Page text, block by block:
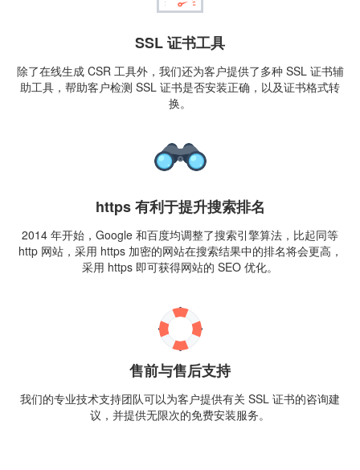
SSL 证书工具
除了在线生成 CSR 工具外，我们还为客户提供了多种 SSL 证书辅
助工具，帮助客户检测 SSL 证书是否安装正确，以及证书格式转
换。
https 有利于提升搜索排名
2014 年开始，Google 和百度均调整了搜索引擎算法，比起同等
http 网站，采用 https 加密的网站在搜索结果中的排名将会更高，
采用 https 即可获得网站的 SEO 优化。
售前与售后支持
我们的专业技术支持团队可以为客户提供有关 SSL 证书的咨询建
议，并提供无限次的免费安装服务。